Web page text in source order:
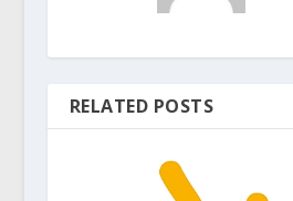
RELATED POSTS